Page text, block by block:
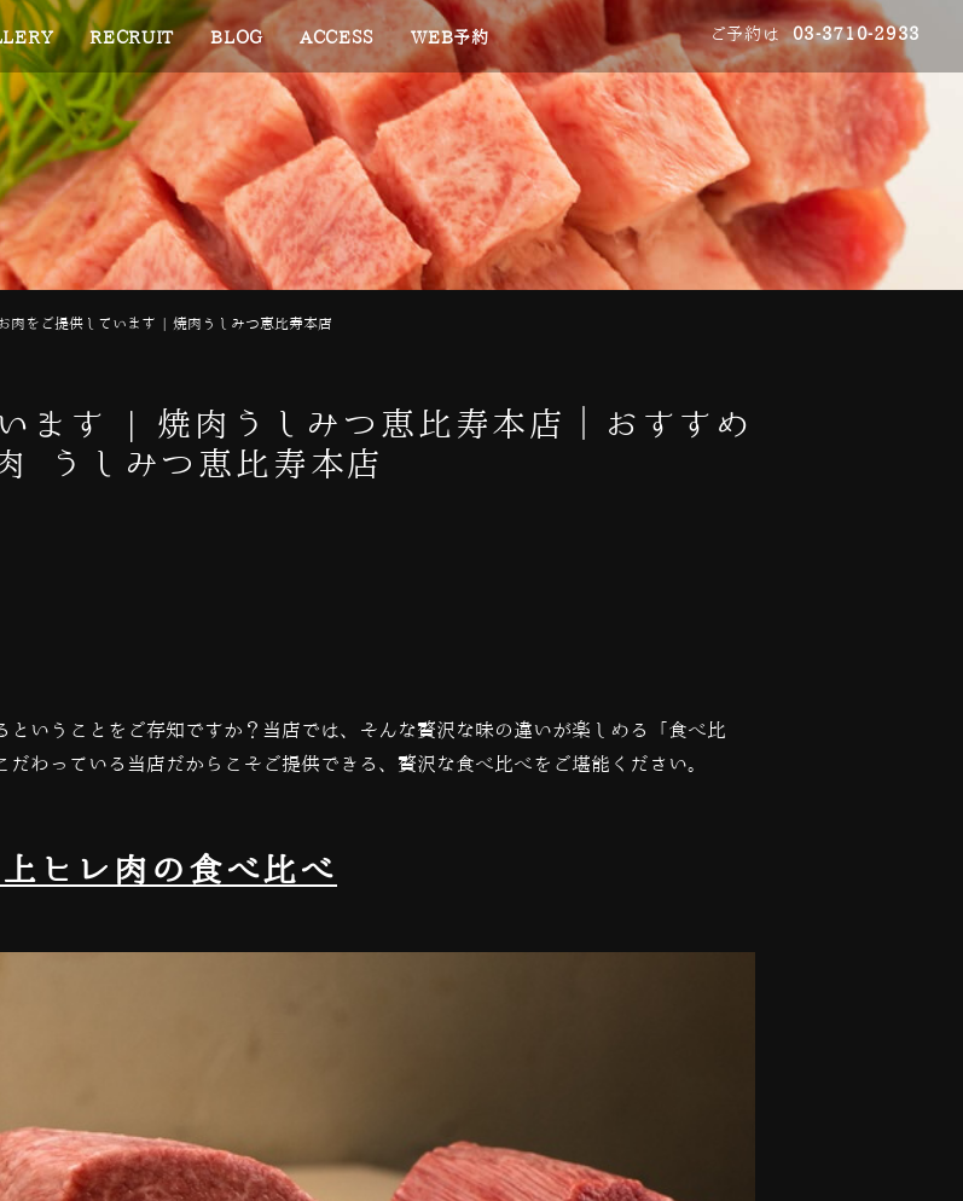
RECRUIT BLOG ACCESS WEB予約 ご予約は 03-3710-2933
肉をご提供しています | 焼肉うしみつ恵比寿本店
ます | 焼肉うしみつ恵比寿本店｜おすすめ
うしみつ恵比寿本店
いうことをご存知ですか？当店では、そんな贅沢な味の違いが楽しめる「食べ比
わっている当店だからこそご提供できる、贅沢な食べ比べをご堪能ください。
ヒレ肉の食べ比べ